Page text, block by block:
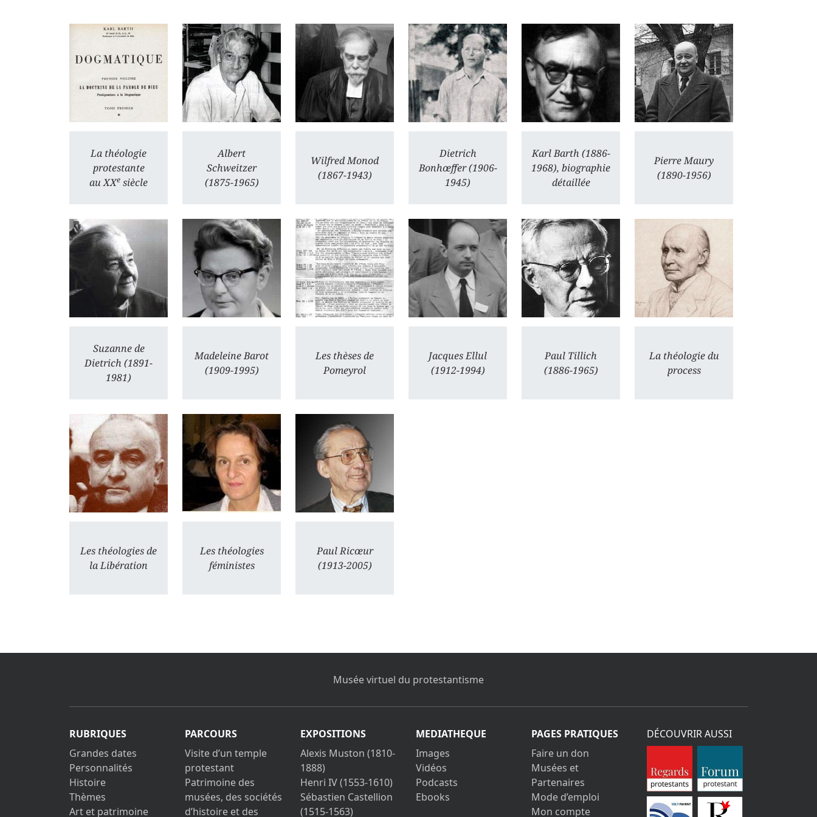
La théologie
protestante
au XXe siècle
Albert
Schweitzer
(1875-1965)
Wilfred Monod
(1867-1943)
Dietrich
Bonhœffer (1906-
1945)
Karl Barth (1886-
1968), biographie
détaillée
Pierre Maury
(1890-1956)
Suzanne de
Dietrich (1891-
1981)
Madeleine Barot
(1909-1995)
Les thèses de
Pomeyrol
Jacques Ellul
(1912-1994)
Paul Tillich
(1886-1965)
La théologie du
process
Les théologies de
la Libération
Les théologies
féministes
Paul Ricœur
(1913-2005)
Musée virtuel du protestantisme
RUBRIQUES
Grandes dates
Personnalités
Histoire
Thèmes
Art et patrimoine
PARCOURS
Visite d’un temple
protestant
Patrimoine des
musées, des sociétés
d’histoire et des
EXPOSITIONS
Alexis Muston (1810-
1888)
Henri IV (1553-1610)
Sébastien Castellion
(1515-1563)
MEDIATHEQUE
Images
Vidéos
Podcasts
Ebooks
PAGES PRATIQUES
Faire un don
Musées et
Partenaires
Mode d’emploi
Mon compte
DÉCOUVRIR AUSSI